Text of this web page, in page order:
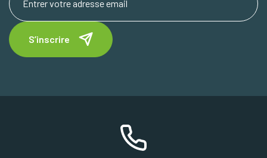
S’inscrire